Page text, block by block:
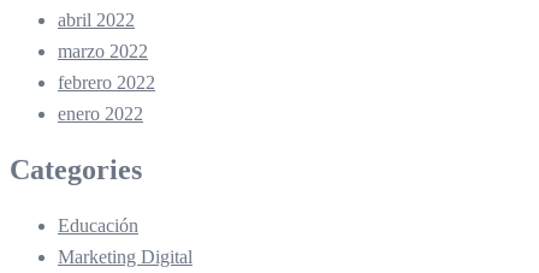
abril 2022
marzo 2022
febrero 2022
enero 2022
Categories
Educación
Marketing Digital